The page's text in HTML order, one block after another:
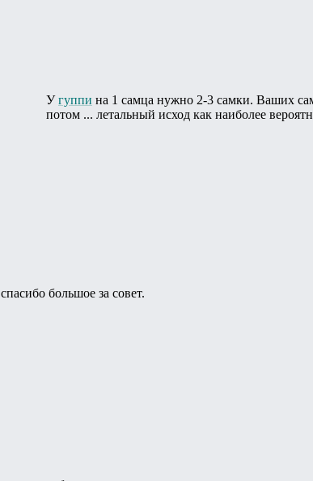
Угуппи на 1 самца нужно 2-3 самки. Ваших
потом ... летальный исход как наиболее
cпасибо большое за совет.